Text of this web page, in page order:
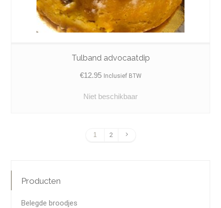
Tulband advocaatdip
€12.95 Inclusief BTW
Niet beschikbaar
1 2
Producten
Belegde broodjes